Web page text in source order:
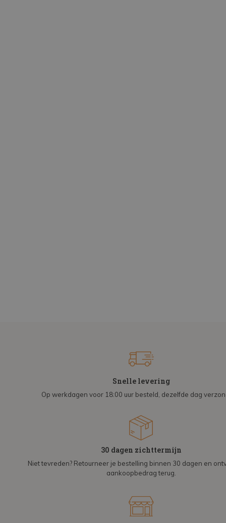
Snelle levering
Op werkdagen voor 18:00 uur besteld, dezelfde dag
30 dagen zichttermijn
Niet tevreden? Retourneer je bestelling binnen 30 dagen en
aankoopbedrag terug.